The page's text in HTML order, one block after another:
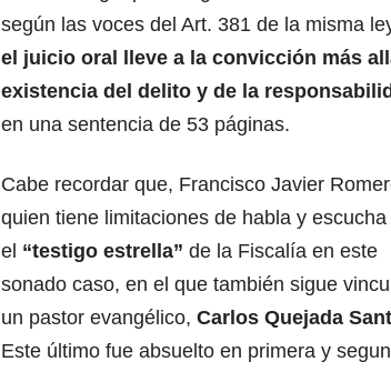
según las voces del Art. 381 de la misma
el juicio oral lleve a la convicción más
existencia del delito y de la
en una sentencia de 53 páginas.
Cabe recordar que, Francisco Javier
quien tiene limitaciones de habla y escucha
el “testigo estrella” de la Fiscalía en este
sonado caso, en el que también sigue
un pastor evangélico, Carlos Quejada
Este último fue absuelto en primera y